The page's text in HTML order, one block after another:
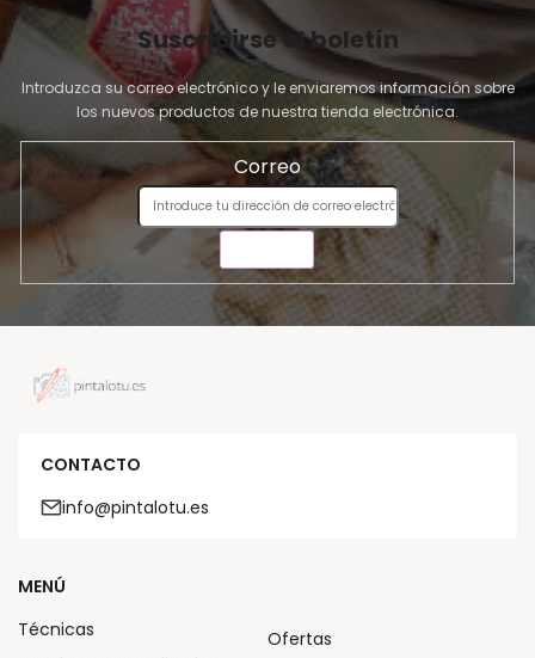
Suscribirse al boletín
Introduzca su correo electrónico y le enviaremos información sobre
los nuevos productos de nuestra tienda electrónica.
Correo
CONTACTO
info@pintalotu.es
MENÚ
Técnicas
Ofertas